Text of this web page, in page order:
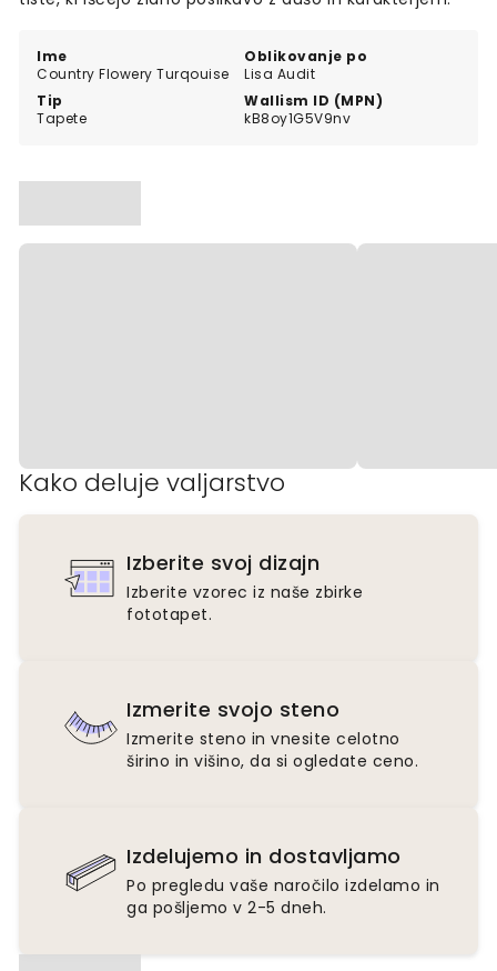
Ime
Country Flowery Turqouise
Oblikovanje po
Lisa Audit
Tip
Tapete
Wallism ID (MPN)
kB8oy1G5V9nv
Kako deluje valjarstvo
Izberite svoj dizajn
Izberite vzorec iz naše zbirke
fototapet.
Izmerite svojo steno
Izmerite steno in vnesite celotno
širino in višino, da si ogledate ceno.
Izdelujemo in dostavljamo
Po pregledu vaše naročilo izdelamo in
ga pošljemo v 2-5 dneh.